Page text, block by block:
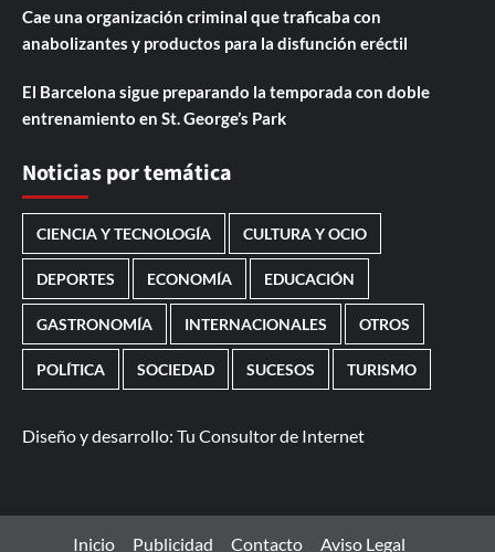
Cae una organización criminal que traficaba con
anabolizantes y productos para la disfunción eréctil
El Barcelona sigue preparando la temporada con doble
entrenamiento en St. George’s Park
Noticias por temática
CIENCIA Y TECNOLOGÍA CULTURA Y OCIO
DEPORTES ECONOMÍA EDUCACIÓN
GASTRONOMÍA INTERNACIONALES OTROS
POLÍTICA SOCIEDAD SUCESOS TURISMO
Diseño y desarrollo: Tu Consultor de Internet
Inicio Publicidad Contacto Aviso Legal